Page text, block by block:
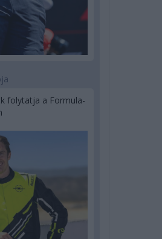
folytatja a Formula-